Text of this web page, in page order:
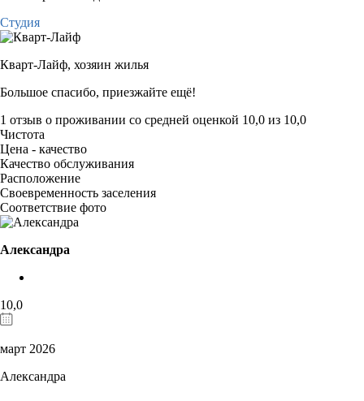
Студия
Кварт-Лайф, хозяин жилья
Большое спасибо, приезжайте ещё!
1 отзыв о проживании со средней оценкой 10,0 из 10,0
Чистота
Цена - качество
Качество обслуживания
Расположение
Своевременность заселения
Соответствие фото
Александра
10,0
март 2026
Александра